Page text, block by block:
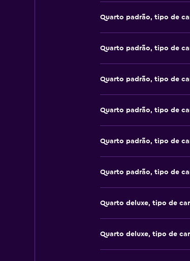
Quarto padrão, tipo de
Quarto padrão, tipo de
Quarto padrão, tipo de
Quarto padrão, tipo de
Quarto padrão, tipo de
Quarto padrão, tipo de
Quarto deluxe, tipo de
Quarto deluxe, tipo de